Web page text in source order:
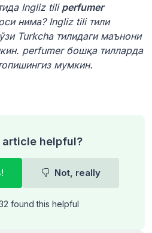
Ingliz tili perfumer
нима? Ingliz tili тили
Turkcha тилидаги маънони
perfumer бошқа тилларда
мумкин.
article helpful?
Not, really
found this helpful